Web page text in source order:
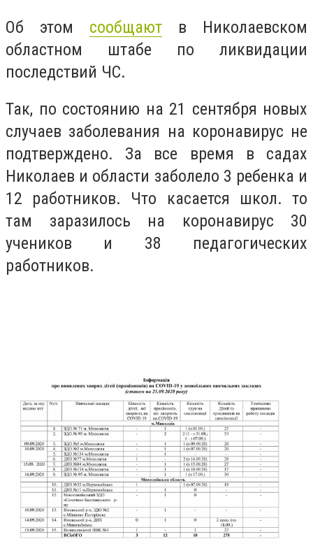
Об этом сообщают в Николаевском
областном штабе по ликвидации
последствий ЧС.
Так, по состоянию на 21 сентября новых
случаев заболевания на коронавирус не
подтверждено. За все время в садах
Николаев и области заболело 3 ребенка и
12 работников. Что касается школ. то
там заразилось на коронавирус 30
учеников и 38 педагогических
работников.